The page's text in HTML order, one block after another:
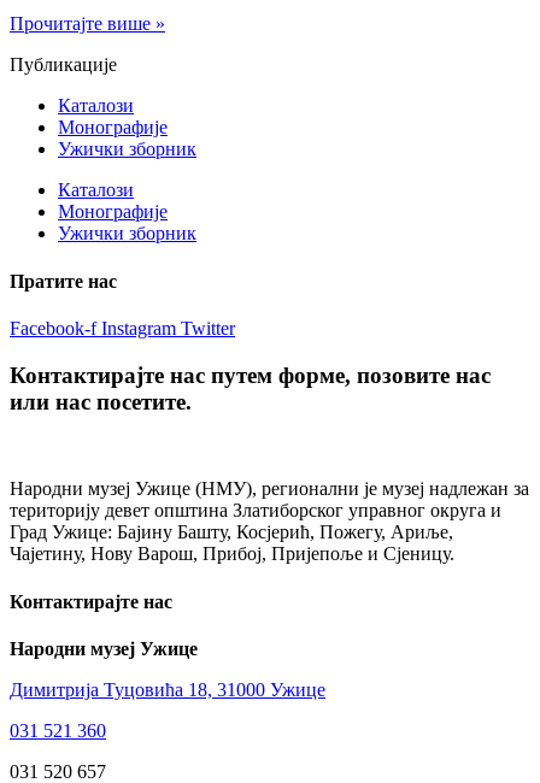
Прочитајте више »
Публикације
Каталози
Монографије
Ужички зборник
Каталози
Монографије
Ужички зборник
Пратите нас
Facebook-f Instagram Twitter
Контактирајте нас путем форме, позовите нас
или нас посетите.
Народни музеј Ужице (НМУ), регионални je музеј надлежан за
територију девет општина Златиборског управног округа и
Град Ужице: Бајину Башту, Косјерић, Пожегу, Ариље,
Чајетину, Нову Варош, Прибој, Пријепоље и Сјеницу.
Контактирајте нас
Народни музеј Ужице
Димитрија Туцовића 18, 31000 Ужице
031 521 360
031 520 657